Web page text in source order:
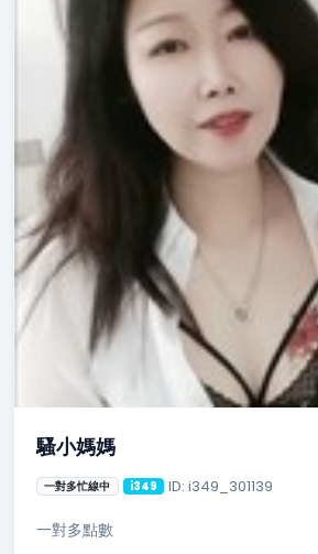
騷小媽媽
一對多忙線中 i349 ID: i349_301139
一對多點數